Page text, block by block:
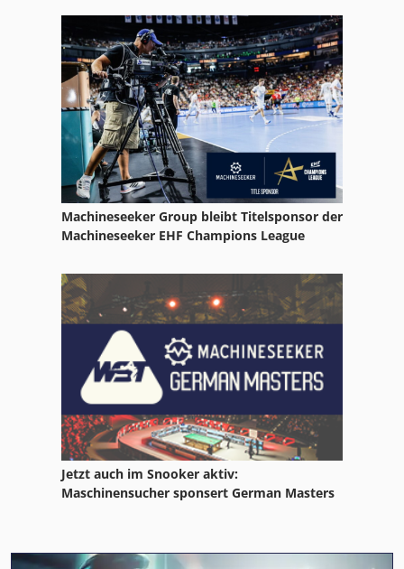
Machineseeker Group bleibt Titelsponsor der
Machineseeker EHF Champions League
Jetzt auch im Snooker aktiv:
Maschinensucher sponsert German Masters